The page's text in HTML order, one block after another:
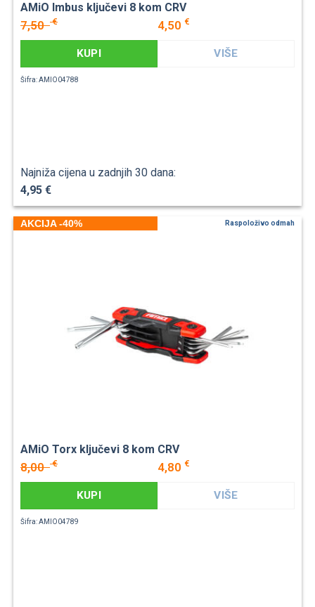
AMiO Imbus ključevi 8 kom CRV
7,50€ 4,50 €
KUPI VIŠE
Šifra: AMIO04788
Najniža cijena u zadnjih 30 dana:
4,95 €
AKCIJA -40% Raspoloživo odmah
AMiO Torx ključevi 8 kom CRV
8,00€ 4,80 €
KUPI VIŠE
Šifra: AMIO04789